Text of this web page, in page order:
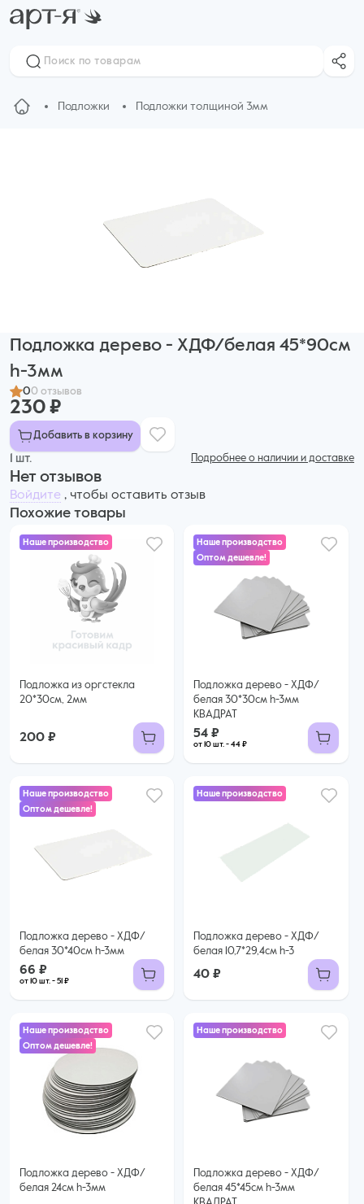
Подложки Подложки толщиной 3мм
Подложка дерево - ХДФ/белая 45*90см
h-3мм
00 отзывов
230 ₽
Добавить в корзину
1 шт. Подробнее о наличии и доставке
Нет отзывов
Войдите , чтобы оставить отзыв
Похожие товары
Наше производство
Подложка из оргстекла
20*30см, 2мм
200 ₽
Наше производство
Оптом дешевле!
Подложка дерево - ХДФ/
белая 30*30см h-3мм
КВАДРАТ
54 ₽
от 10 шт. - 44 ₽
54 ₽
44 ₽ за шт. при заказе от 10 шт.
Купить оптом
Наше производство
Оптом дешевле!
Подложка дерево - ХДФ/
белая 30*40см h-3мм
66 ₽
от 10 шт. - 51 ₽
51 ₽ за шт. при заказе от 10 шт.
Купить оптом
Наше производство
Подложка дерево - ХДФ/
белая 10,7*29,4см h-3
40 ₽
Наше производство
Оптом дешевле!
Подложка дерево - ХДФ/
белая 24см h-3мм
39 ₽
30 ₽ за шт. при заказе от 10 шт.
Купить оптом
Наше производство
Подложка дерево - ХДФ/
белая 45*45см h-3мм